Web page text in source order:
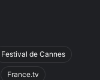
Festival de Cannes
France.tv